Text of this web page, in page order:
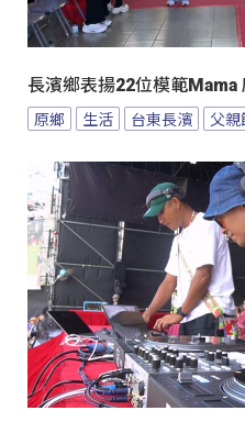
長濱鄉表揚22位模範Mama
原鄉 生活 台東長濱 父親